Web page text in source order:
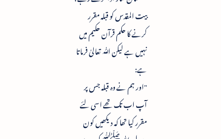
بیت المقدس کو قبلہ مقرر
کرنے کا حکم قرآن حکیم میں
نہیں ہے لیکن ﷲ تعالیٰ فرماتا
ہے:
"اور ہم نے وہ قبلہ جس پر
آپ اب تک تھے اسی لئے
مقرر کیا تھا کہ دیکھیں کون